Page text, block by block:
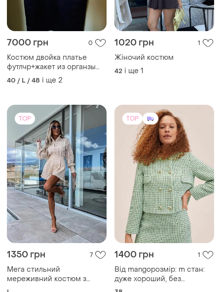
7000 грн 0
Костюм двойка платье
футлчр+жакет из органзы
пик моды размер
европейский 42 наш 48-50
40 / L / 48 і ще 2
1020 грн 1
Жіночий костюм
42 і ще 1
TOP
1350 грн 7
Мега стильний
мереживний костюм з
шортами
TOP
1400 грн 1
Від mangoрозмір: m стан:
дуже хороший, без
дефектів та пошкоджень.